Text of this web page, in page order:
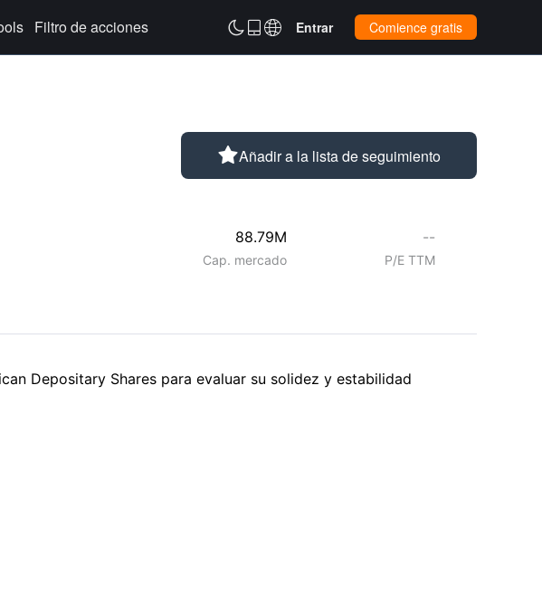
Filtro de acciones  Entrar Comience gratis
Añadir a la lista de seguimiento
88.79M
Cap. mercado
--
P/E TTM
Depositary Shares para evaluar su solidez y estabilidad